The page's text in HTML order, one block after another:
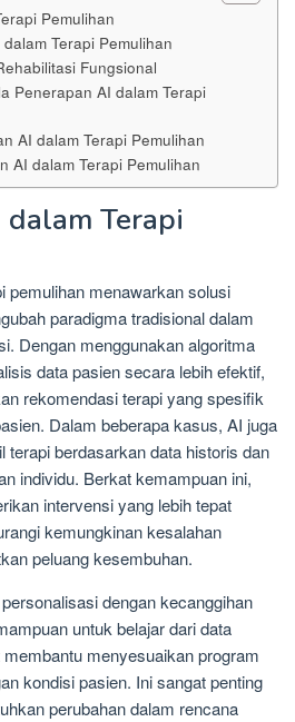
Pemulihan
Terapi Pemulihan
Fungsional
Penerapan AI dalam Terapi
AI dalam Terapi Pemulihan
AI dalam Terapi Pemulihan
Terapi
pemulihan menawarkan solusi
paradigma tradisional dalam
Dengan menggunakan algoritma
data pasien secara lebih efektif,
rekomendasi terapi yang spesifik
Dalam beberapa kasus, AI juga
terapi berdasarkan data historis dan
individu. Berkat kemampuan ini,
intervensi yang lebih tepat
kemungkinan kesalahan
peluang kesembuhan.
dengan kecanggihan
untuk belajar dari data
menyesuaikan program
kondisi pasien. Ini sangat penting
perubahan dalam rencana